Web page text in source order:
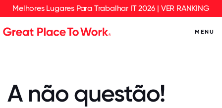
Melhores Lugares Para Trabalhar IT 2026 | VER RANKING
MENU
A não questão!